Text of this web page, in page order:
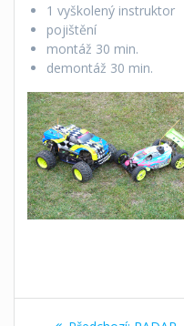
1 vyškolený instruktor
pojištění
montáž 30 min.
demontáž 30 min.
Navigace